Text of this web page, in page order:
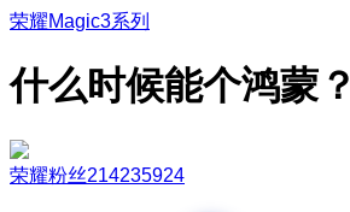
荣耀Magic3系列
什么时候能个鸿蒙？
荣耀粉丝214235924